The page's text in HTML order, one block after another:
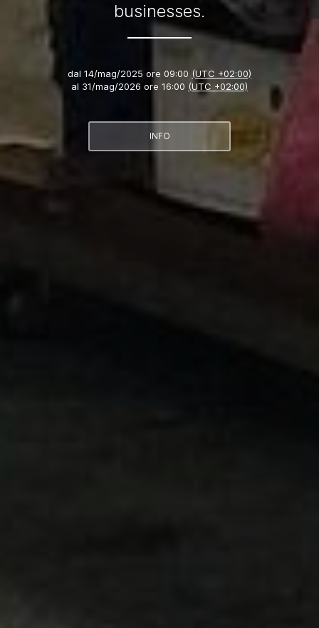
businesses.
dal 14/mag/2025 ore 09:00 (UTC +02:00)
al 31/mag/2026 ore 16:00 (UTC +02:00)
INFO